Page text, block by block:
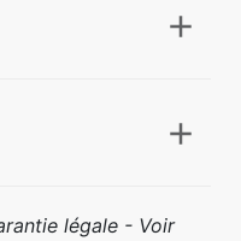
légale - Voir